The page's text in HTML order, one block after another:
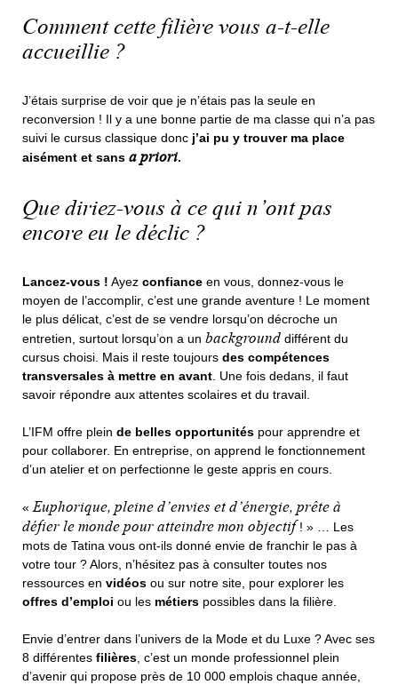
Comment cette filière vous a-t-elle
accueillie ?
J’étais surprise de voir que je n’étais pas la seule en
reconversion ! Il y a une bonne partie de ma classe qui n’a pas
suivi le cursus classique donc j’ai pu y trouver ma place
aisément et sans a priori.
Que diriez-vous à ce qui n’ont pas
encore eu le déclic ?
Lancez-vous ! Ayez confiance en vous, donnez-vous le
moyen de l’accomplir, c’est une grande aventure ! Le moment
le plus délicat, c’est de se vendre lorsqu’on décroche un
entretien, surtout lorsqu’on a un background différent du
cursus choisi. Mais il reste toujours des compétences
transversales à mettre en avant. Une fois dedans, il faut
savoir répondre aux attentes scolaires et du travail.
L’IFM offre plein de belles opportunités pour apprendre et
pour collaborer. En entreprise, on apprend le fonctionnement
d’un atelier et on perfectionne le geste appris en cours.
«Euphorique, pleine d’envies et d’énergie, prête à
défier le monde pour atteindre mon objectif ! » … Les
mots de Tatina vous ont-ils donné envie de franchir le pas à
votre tour ? Alors, n’hésitez pas à consulter toutes nos
ressources en vidéos ou sur notre site, pour explorer les
offres d’emploi ou les métiers possibles dans la filière.
Envie d’entrer dans l’univers de la Mode et du Luxe ? Avec ses
8 différentes filières, c’est un monde professionnel plein
d’avenir qui propose près de 10 000 emplois chaque année,